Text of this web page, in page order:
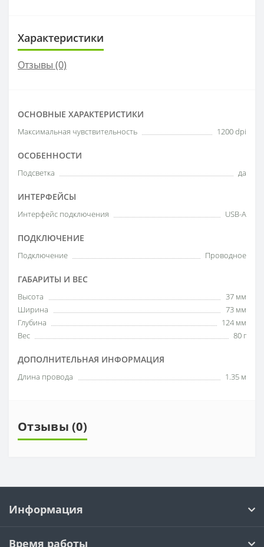
Характеристики
Отзывы (0)
ОСНОВНЫЕ ХАРАКТЕРИСТИКИ
Максимальная чувствительность 1200 dpi
ОСОБЕННОСТИ
Подсветка да
ИНТЕРФЕЙСЫ
Интерфейс подключения USB-A
ПОДКЛЮЧЕНИЕ
Подключение Проводное
ГАБАРИТЫ И ВЕС
Высота
37 мм
Ширина
73 мм
Глубина
124 мм
Вес
80 г
ДОПОЛНИТЕЛЬНАЯ ИНФОРМАЦИЯ
Длина провода 1.35 м
Отзывы (0)
Информация
Время работы